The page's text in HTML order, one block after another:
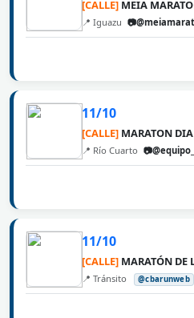
[CALLE] MEIA MARATONA
📍 Iguazu
11/10
[CALLE] MARATON
📍 Río Cuarto
11/10
[CALLE] MARATÓN DE
📍 Tránsito @cbarunweb